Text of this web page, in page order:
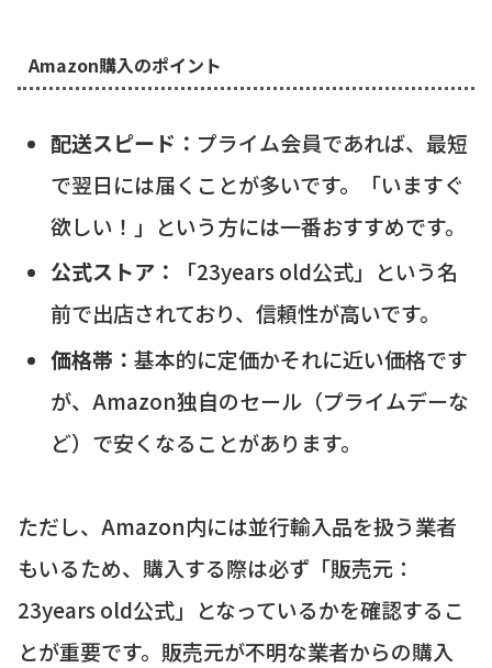
Amazon購入のポイント
配送スピード： プライム会員であれば、最短
で翌日には届くことが多いです。「いますぐ
欲しい！」という方には一番おすすめです。
公式ストア：
「23years old公式」という名
前で出店されており、信頼性が高いです。
価格帯： 基本的に定価かそれに近い価格です
が、Amazon独自のセール（プライムデーな
ど）で安くなることがあります。
ただし、Amazon内には並行輸入品を扱う業者
もいるため、購入する際は必ず「販売元：
23years old公式」となっているかを確認するこ
とが重要です。販売元が不明な業者からの購入